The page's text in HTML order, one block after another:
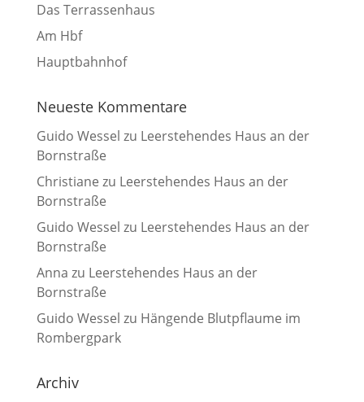
Das Terrassenhaus
Am Hbf
Hauptbahnhof
Neueste Kommentare
Guido Wessel zu Leerstehendes Haus an der
Bornstraße
Christiane zu Leerstehendes Haus an der
Bornstraße
Guido Wessel zu Leerstehendes Haus an der
Bornstraße
Anna zu Leerstehendes Haus an der
Bornstraße
Guido Wessel zu Hängende Blutpflaume im
Rombergpark
Archiv